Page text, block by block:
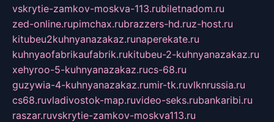
vskrytie-zamkov-moskva-113.rubiletnadom.ru
zed-online.rupimchax.rubrazzers-hd.ruz-host.ru
kitubeu2kuhnyanazakaz.runaperekate.ru
kuhnyaofabrikaufabrik.rukitubeu-2-kuhnyanazakaz.ru
xehyroo-5-kuhnyanazakaz.rucs-68.ru
guzywia-4-kuhnyanazakaz.rumir-tk.ruvlknrussia.ru
cs68.ruvladivostok-map.ruvideo-seks.rubankaribi.ru
raszar.ruvskrytie-zamkov-moskva113.ru